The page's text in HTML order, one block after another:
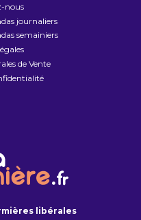
nous
journaliers
semainiers
de Vente
libérales